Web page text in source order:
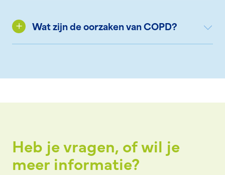
Wat zijn de oorzaken van COPD?
Heb je vragen, of wil je
meer informatie?